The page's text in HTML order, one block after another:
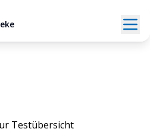
Testübersicht